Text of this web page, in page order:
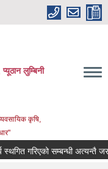
लुम्बिनी
कृषि,
गरिएको सम्बन्धी अत्यन्तै